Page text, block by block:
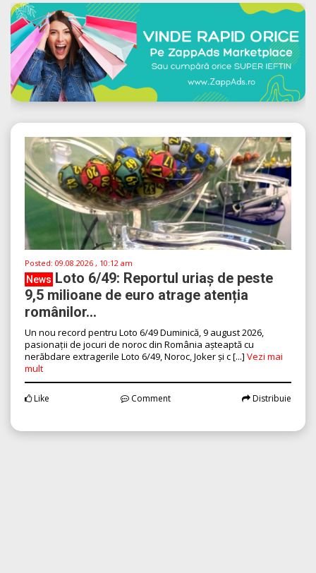
Posted: 09.08.2026 , 10:12 am
News Loto 6/49: Reportul uriaș de peste
9,5 milioane de euro atrage atenția
românilor...
Un nou record pentru Loto 6/49 Duminică, 9 august 2026,
pasionații de jocuri de noroc din România așteaptă cu
nerăbdare extragerile Loto 6/49, Noroc, Joker și c [...] Vezi mai
mult
Like Comment Distribuie